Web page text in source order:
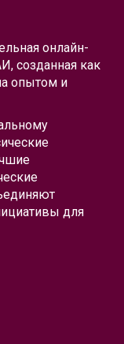
онлайн-
созданная как
опытом и
для